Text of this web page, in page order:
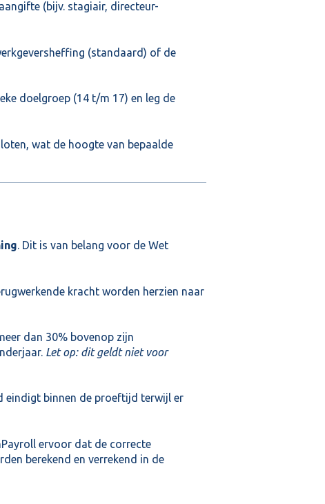
(bijv. stagiair, directeur-
(standaard) of de
doelgroep (14 t/m 17) en leg de
wat de hoogte van bepaalde
. Dit is van belang voor de Wet
kracht worden herzien naar
dan 30% bovenop zijn
Let op: dit geldt niet voor
eindigt binnen de proeftijd terwijl er
ervoor dat de correcte
berekend en verrekend in de